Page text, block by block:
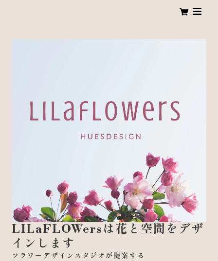
LILaFLOWersは花と空間をデザ
インします
フラワーデザインスタジオが提案する